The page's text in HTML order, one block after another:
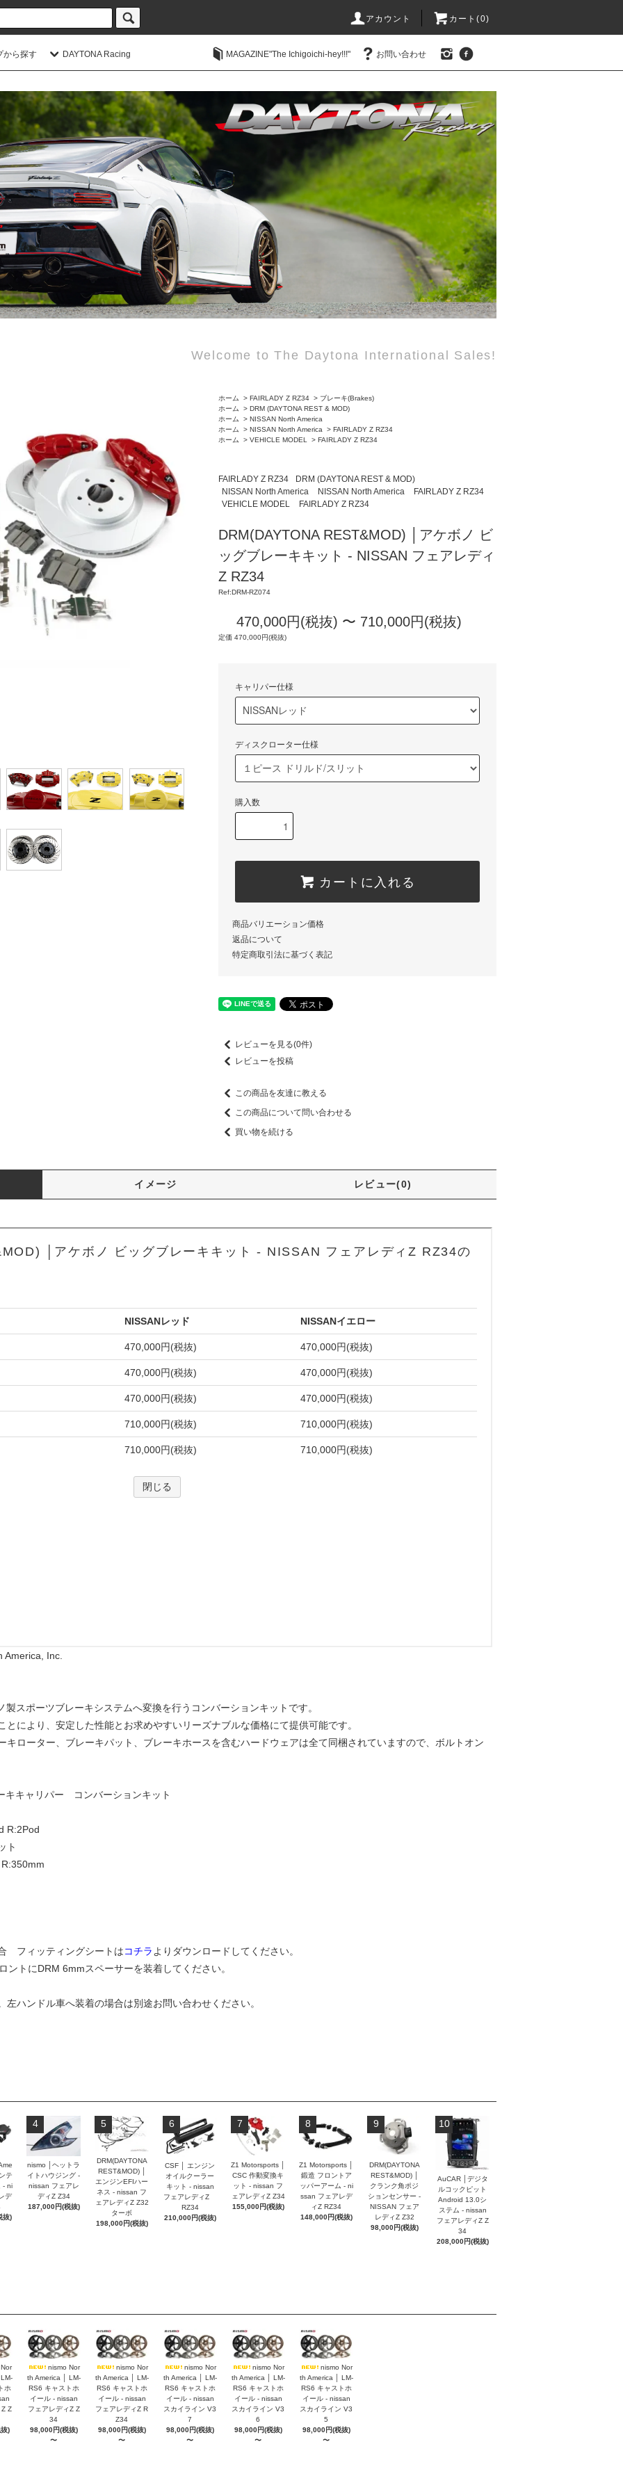
アカウント カート(0)
から探す DAYTONA Racing MAGAZINE"The Ichigoichi-hey!!!" お問い合わせ
Welcome to The Daytona International Sales!
ホーム > FAIRLADY Z RZ34 > ブレーキ(Brakes)
ホーム
> DRM (DAYTONA REST & MOD)
ホーム
> NISSAN North America
ホーム
> NISSAN North America > FAIRLADY Z RZ34
ホーム
> VEHICLE MODEL > FAIRLADY Z RZ34
FAIRLADY Z RZ34
DRM (DAYTONA REST & MOD)
NISSAN North America
NISSAN North America
FAIRLADY Z RZ34
VEHICLE MODEL
FAIRLADY Z RZ34
DRM(DAYTONA REST&MOD) │アケボノ ビ
ッグブレーキキット - NISSAN フェアレディ
Z RZ34
Ref:DRM-RZ074
470,000円(税抜) 〜 710,000円(税抜)
定価 470,000円(税抜)
キャリパー仕様
ディスクローター仕様
購入数
カートに入れる
商品バリエーション価格
返品について
特定商取引法に基づく表記
レビューを見る(0件)
レビューを投稿
この商品を友達に教える
この商品について問い合わせる
買い物を続ける
イメージ レビュー(0)
Inc.
スポーツブレーキシステムへ変換を行うコンバーションキットです。
により、安定した性能とお求めやすいリーズナブルな価格にて提供可能です。
キローター、ブレーキパット、ブレーキホースを含むハードウェアは全て同梱されていますので、ボルトオン
キキャリパー コンバーションキット
R:2Pod
ト
フィッティングシートはコチラ よりダウンロードしてください。
トにDRM 6mmスペーサーを装着してください。
ハンドル車へ装着の場合は別途お問い合わせください。
テ
- ni
デ
抜)
4
nismo │ヘットラ
イトハウジング -
nissan フェアレ
ディZ Z34
187,000円(税抜)
5
DRM(DAYTONA
REST&MOD) │
エンジンEFIハー
ネス - nissan フ
ェアレディZ Z32
ターボ
198,000円(税抜)
6
CSF │ エンジン
オイルクーラー
キット - nissan
フェアレディZ
RZ34
210,000円(税抜)
7
Z1 Motorsports │
CSC 作動変換キ
ット - nissan フ
ェアレディZ Z34
155,000円(税抜)
8
Z1 Motorsports │
鍛造 フロントア
ッパーアーム - ni
ssan フェアレデ
ィZ RZ34
148,000円(税抜)
9
DRM(DAYTONA
REST&MOD) │
クランク角ポジ
ションセンサー -
NISSAN フェア
レディZ Z32
98,000円(税抜)
10
AuCAR │デジタ
ルコックピット
Android 13.0シ
ステム - nissan
フェアレディZ Z
34
208,000円(税抜)
ホ
Z
)
nismo Nor
th America │ LM-
RS6 キャストホ
イール - nissan
フェアレディZ Z
34
98,000円(税抜)
〜
nismo Nor
th America │ LM-
RS6 キャストホ
イール - nissan
フェアレディZ R
Z34
98,000円(税抜)
〜
nismo Nor
th America │ LM-
RS6 キャストホ
イール - nissan
スカイライン V3
7
98,000円(税抜)
〜
nismo Nor
th America │ LM-
RS6 キャストホ
イール - nissan
スカイライン V3
6
98,000円(税抜)
〜
nismo Nor
th America │ LM-
RS6 キャストホ
イール - nissan
スカイライン V3
5
98,000円(税抜)
〜